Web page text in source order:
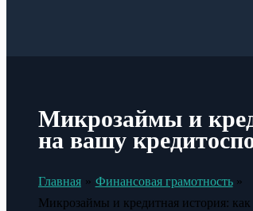
Микрозаймы и
на вашу
Главная
Финансовая грамотность
Микрозаймы и кредитная история: